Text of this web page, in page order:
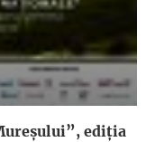
ediția